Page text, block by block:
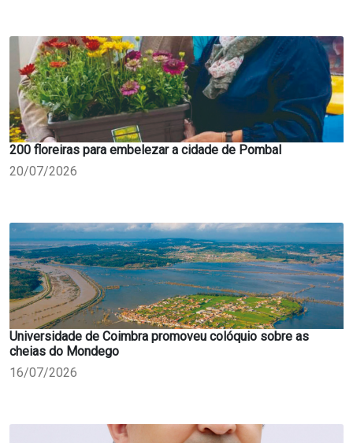
200 floreiras para embelezar a cidade de Pombal
20/07/2026
Universidade de Coimbra promoveu colóquio sobre as
cheias do Mondego
16/07/2026